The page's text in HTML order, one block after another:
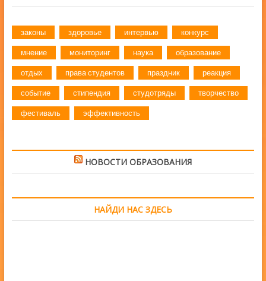
законы здоровье интервью конкурс
мнение мониторинг наука образование
отдых права студентов праздник реакция
событие стипендия студотряды творчество
фестиваль эффективность
НОВОСТИ ОБРАЗОВАНИЯ
НАЙДИ НАС ЗДЕСЬ